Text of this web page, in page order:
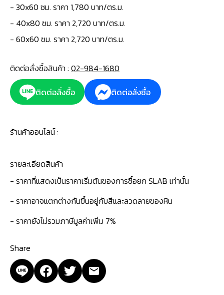
- 30x60 ซม. ราคา 1,780 บาท/ตร.ม.
- 40x80 ซม. ราคา 2,720 บาท/ตร.ม.
- 60x60 ซม. ราคา 2,720 บาท/ตร.ม.
ติดต่อสั่งซื้อสินค้า : 02-984-1680
ติดต่อสั่งซื้อ
ติดต่อสั่งซื้อ
ร้านค้าออนไลน์ :
รายละเอียดสินค้า
- ราคาที่แสดงเป็นราคาเริ่มต้นของการซื้อยก SLAB เท่านั้น
- ราคาอาจแตกต่างกันขึ้นอยู่กับสีและลวดลายของหิน
- ราคายังไม่รวมภาษีมูลค่าเพิ่ม 7%
Share